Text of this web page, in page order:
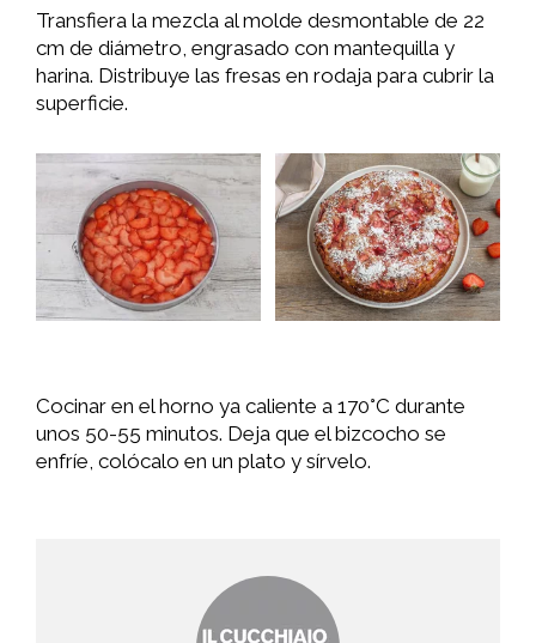
Transfiera la mezcla al molde desmontable de 22
cm de diámetro, engrasado con mantequilla y
harina. Distribuye las fresas en rodaja para cubrir la
superficie.
Cocinar en el horno ya caliente a 170°C durante
unos 50-55 minutos. Deja que el bizcocho se
enfríe, colócalo en un plato y sírvelo.